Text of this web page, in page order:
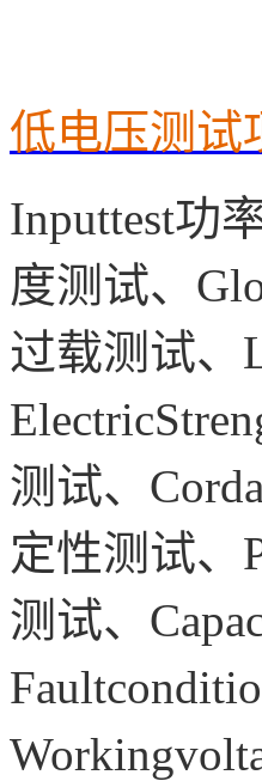
低电压测试
Inputtest功
度测试、
过载测试、
测试、
定性测试、
测试、